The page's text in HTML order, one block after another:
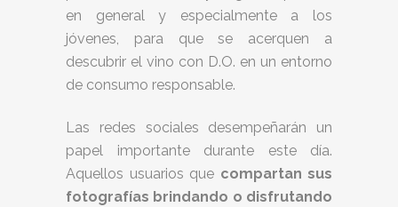
en general y especialmente a los
jóvenes, para que se acerquen a
descubrir el vino con D.O. en un entorno
de consumo responsable.
Las redes sociales desempeñarán un
papel importante durante este día.
Aquellos usuarios que compartan sus
fotografías brindando o disfrutando